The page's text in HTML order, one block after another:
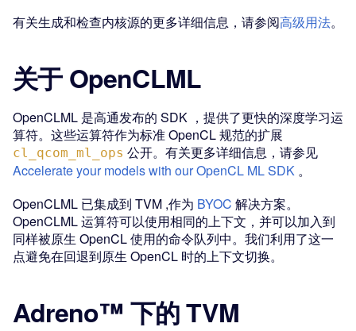
有关生成和检查内核源的更多详细信息，请参阅高级用法。
关于 OpenCLML
OpenCLML 是高通发布的 SDK ，提供了更快的深度学习运
算符。这些运算符作为标准 OpenCL 规范的扩展
cl_qcom_ml_ops 公开。有关更多详细信息，请参见
Accelerate your models with our OpenCL ML SDK 。
OpenCLML 已集成到 TVM ,作为 BYOC 解决方案。
OpenCLML 运算符可以使用相同的上下文，并可以加入到
同样被原生 OpenCL 使用的命令队列中。我们利用了这一
点避免在回退到原生 OpenCL 时的上下文切换。
Adreno™ 下的 TVM